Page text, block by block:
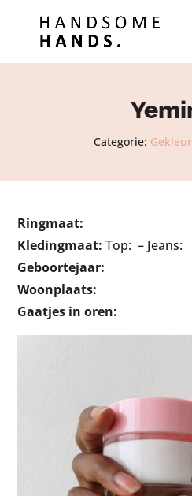
Categorie:
Ringmaat:
Kledingmaat:Top: – Jeans:
Geboortejaar:
Woonplaats:
Gaatjes in oren: